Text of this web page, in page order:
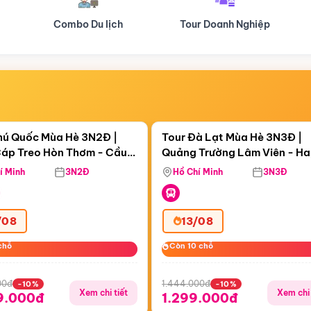
Tour Doanh Nghiệp Du lịch Hành Hương
21:56:22
Treo Hòn Thơm
Quốc Mùa Hè 3N2Đ |
Treo Hòn Thơm - Cầu
Viên Nước Aquatopia
Minh 3N2Đ
-10%
Xem chi tiết
Còn04 ngày 21:56:22
Tour Đà Lạt Mùa Hè 3N3Đ |
Quảng Trường Lâm Viên -
Hill - Puppy Farm
Hồ Chí Minh 3N3Đ
13/08
Còn 10 chỗ
Còn 10 chỗ
1.444.000đ -10%
1.299.000đ Xem